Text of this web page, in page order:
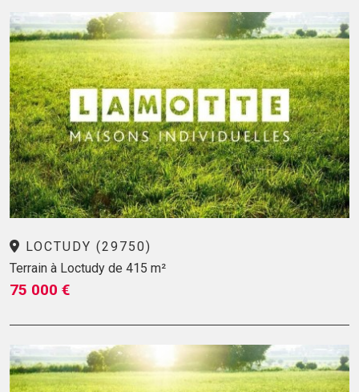
LOCTUDY (29750)
Terrain à Loctudy de 415 m²
75 000 €